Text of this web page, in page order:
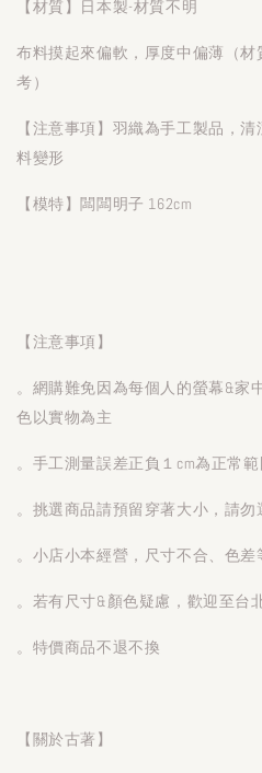
【材質】日本製-材質不明
布料摸起來偏軟，厚度中偏薄（
考）
【注意事項】羽織為手工製品，
料變形
【模特】闆闆明子 162cm
【注意事項】
。網購難免因為每個人的螢幕&家
色以實物為主
。手工測量誤差正負１cm為正常範
。挑選商品請預留穿著大小，請勿
。小店小本經營，尺寸不合、色
。若有尺寸&顏色疑慮，歡迎至台
。特價商品不退不換
【關於古著】